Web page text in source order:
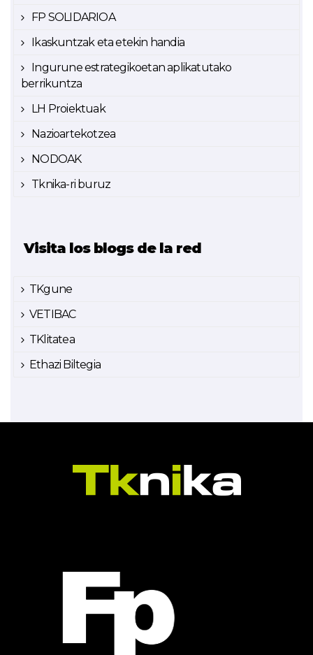
FP SOLIDARIOA
Ikaskuntzak eta etekin handia
Ingurune estrategikoetan aplikatutako
berrikuntza
LH Proiektuak
Nazioartekotzea
NODOAK
Tknika-ri buruz
Visita los blogs de la red
TKgune
VETIBAC
TKlitatea
Ethazi Biltegia